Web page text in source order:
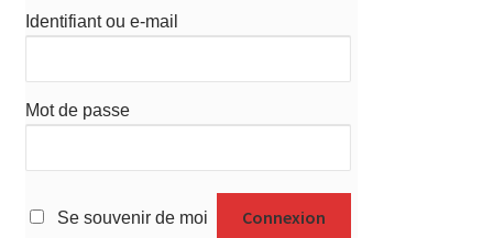
Identifiant ou e-mail
Mot de passe
Se souvenir de moi